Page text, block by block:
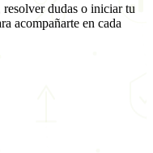
resolver dudas o iniciar tu
acompañarte en cada